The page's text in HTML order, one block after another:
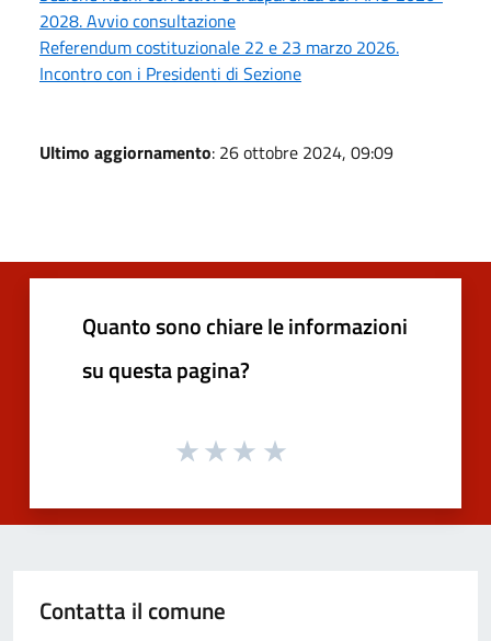
2028. Avvio consultazione
Referendum costituzionale 22 e 23 marzo 2026.
Incontro con i Presidenti di Sezione
Ultimo aggiornamento: 26 ottobre 2024, 09:09
Quanto sono chiare le informazioni
su questa pagina?
Contatta il comune